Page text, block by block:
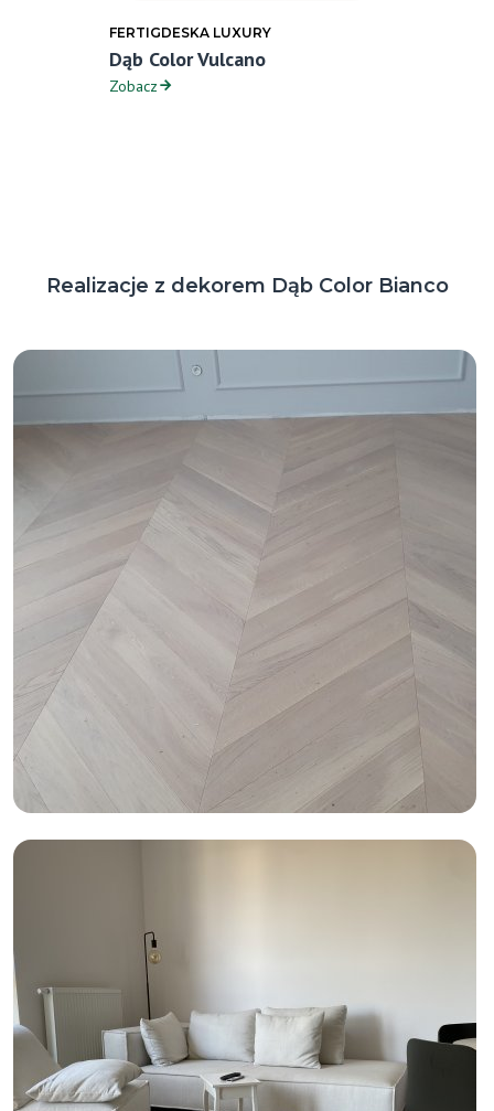
FERTIGDESKA LUXURY
Dąb Color Vulcano
Zobacz
Realizacje z dekorem Dąb Color Bianco